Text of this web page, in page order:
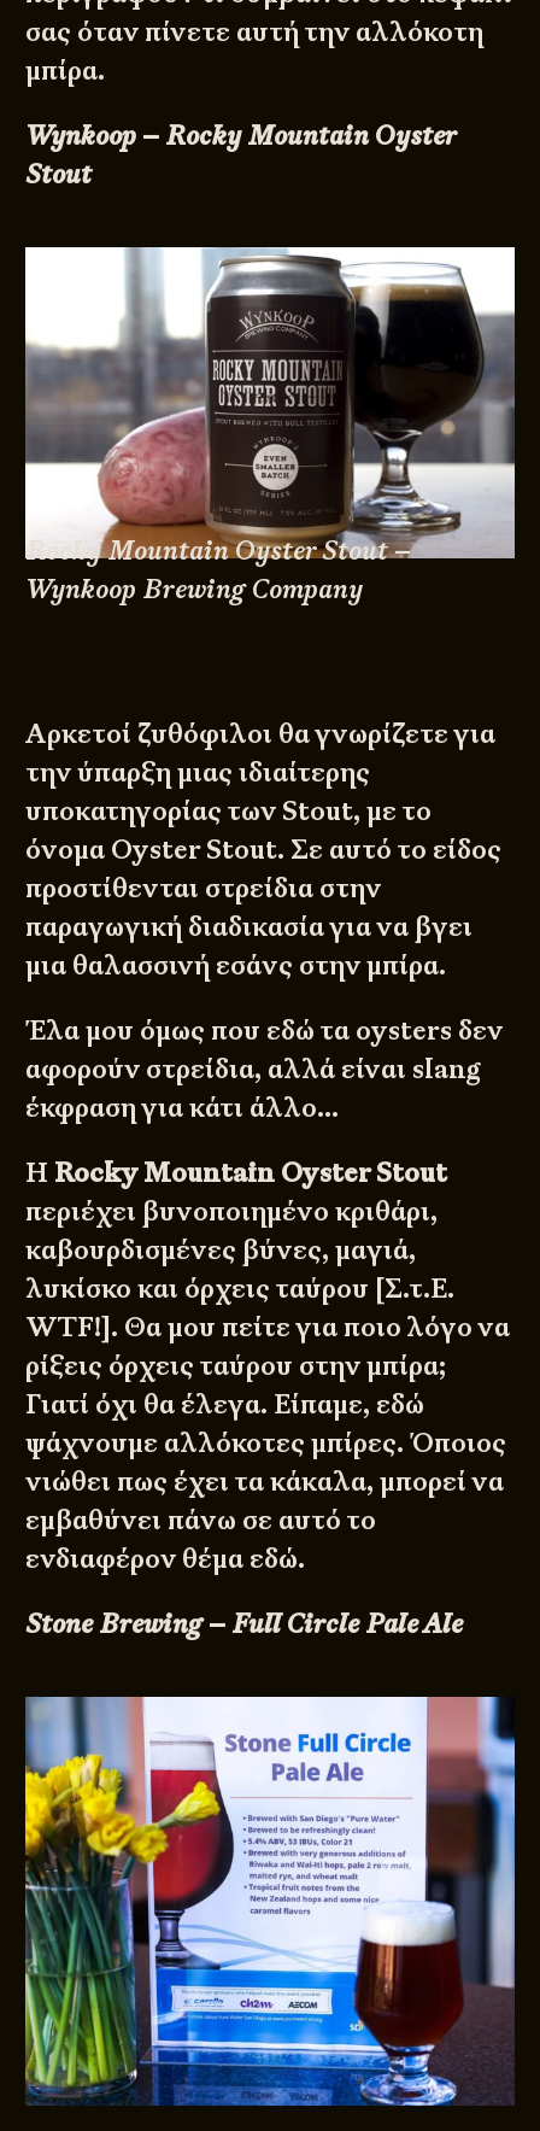
σας όταν πίνετε αυτή την αλλόκοτη
μπίρα.
Wynkoop – Rocky Mountain Oyster
Stout
Rocky Mountain Oyster Stout –
Wynkoop Brewing Company
Αρκετοί ζυθόφιλοι θα γνωρίζετε για
την ύπαρξη μιας ιδιαίτερης
υποκατηγορίας των Stout, με το
όνομα Oyster Stout. Σε αυτό το είδος
προστίθενται στρείδια στην
παραγωγική διαδικασία για να βγει
μια θαλασσινή εσάνς στην μπίρα.
Έλα μου όμως που εδώ τα oysters δεν
αφορούν στρείδια, αλλά είναι slang
έκφραση για κάτι άλλο…
Η Rocky Mountain Oyster Stout
περιέχει βυνοποιημένο κριθάρι,
καβουρδισμένες βύνες, μαγιά,
λυκίσκο και όρχεις ταύρου [Σ.τ.Ε.
WTF!]. Θα μου πείτε για ποιο λόγο να
ρίξεις όρχεις ταύρου στην μπίρα;
Γιατί όχι θα έλεγα. Είπαμε, εδώ
ψάχνουμε αλλόκοτες μπίρες. Όποιος
νιώθει πως έχει τα κάκαλα, μπορεί να
εμβαθύνει πάνω σε αυτό το
ενδιαφέρον θέμα εδώ.
Stone Brewing – Full Circle Pale Ale